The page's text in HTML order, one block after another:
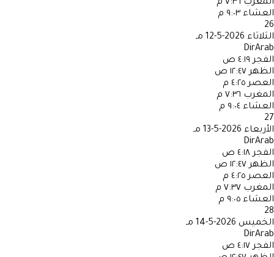
المغرب ٧:٣٦ م
العشاء ٩:٠٣ م
26
الثلاثاء 2026-5-12 مـ
DirArab
الفجر ٤:١٩ ص
الظهر ١٢:٤٧ ص
العصر ٤:٢٥ م
المغرب ٧:٣٦ م
العشاء ٩:٠٤ م
27
الأربعاء 2026-5-13 مـ
DirArab
الفجر ٤:١٨ ص
الظهر ١٢:٤٧ ص
العصر ٤:٢٥ م
المغرب ٧:٣٧ م
العشاء ٩:٠٥ م
28
الخميس 2026-5-14 مـ
DirArab
الفجر ٤:١٧ ص